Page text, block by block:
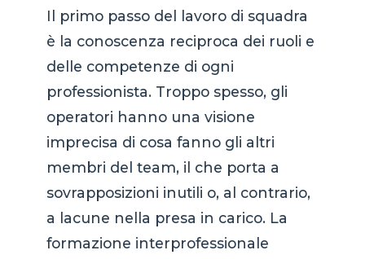
Il primo passo del lavoro di squadra
è la conoscenza reciproca dei ruoli e
delle competenze di ogni
professionista. Troppo spesso, gli
operatori hanno una visione
imprecisa di cosa fanno gli altri
membri del team, il che porta a
sovrapposizioni inutili o, al contrario,
a lacune nella presa in carico. La
formazione interprofessionale